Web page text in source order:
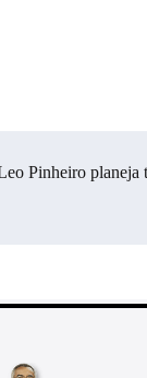
Pinheiro planeja